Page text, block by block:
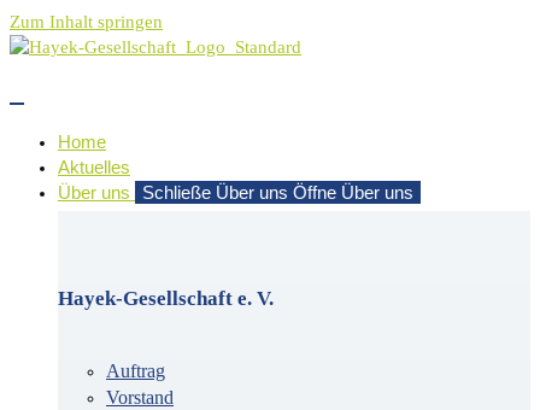
Zum Inhalt springen
Home
Aktuelles
Über uns
Schließe Über uns Öffne Über uns
Hayek-Gesellschaft e. V.
Auftrag
Vorstand